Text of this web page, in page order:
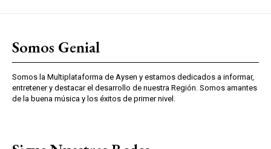
Somos Genial
Somos la Multiplataforma de Aysen y estamos dedicados a informar,
entretener y destacar el desarrollo de nuestra Región. Somos amantes
de la buena música y los éxitos de primer nivel.